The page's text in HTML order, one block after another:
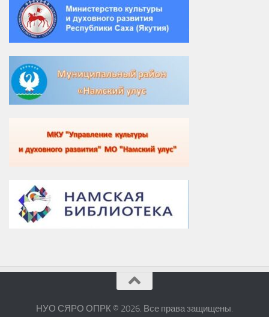
НУО СЯРО ОПРК © 2026. Все права защищены.